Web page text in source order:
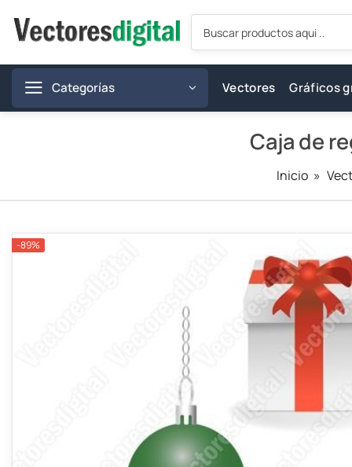
Búsqueda
productos
Categorías Vectores Gráficos
Caja de
Inicio »
-89%